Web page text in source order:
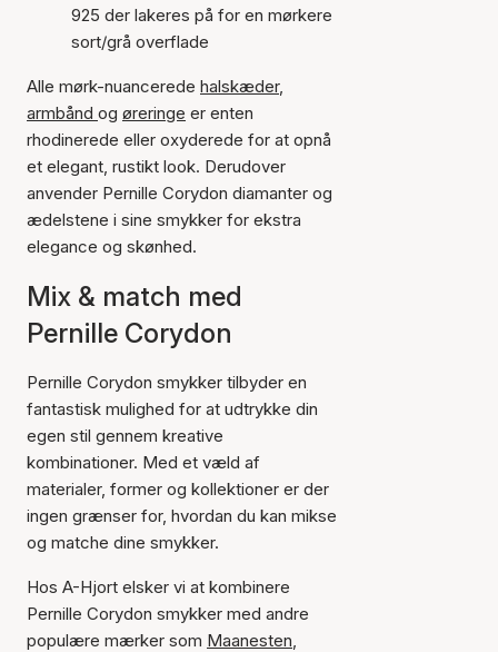
925 der lakeres på for en mørkere
sort/grå overflade
Alle mørk-nuancerede halskæder,
armbånd og øreringe er enten
rhodinerede eller oxyderede for at opnå
et elegant, rustikt look. Derudover
anvender Pernille Corydon diamanter og
ædelstene i sine smykker for ekstra
elegance og skønhed.
Mix & match med
Pernille Corydon
Pernille Corydon smykker tilbyder en
fantastisk mulighed for at udtrykke din
egen stil gennem kreative
kombinationer. Med et væld af
materialer, former og kollektioner er der
ingen grænser for, hvordan du kan mikse
og matche dine smykker.
Hos A-Hjort elsker vi at kombinere
Pernille Corydon smykker med andre
populære mærker som Maanesten,